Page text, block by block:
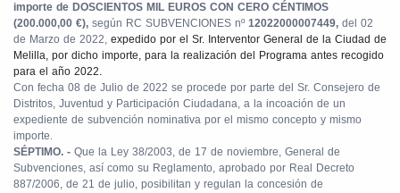
importe de DOSCIENTOS MIL EUROS CON CERO CÉNTIMOS
(200.000,00 €), según RC SUBVENCIONES nº 12022000007449, del 02
de Marzo de 2022, expedido por el Sr. Interventor General de la Ciudad de
Melilla, por dicho importe, para la realización del Programa antes recogido
para el año 2022.
Con fecha 08 de Julio de 2022 se procede por parte del Sr. Consejero de
Distritos, Juventud y Participación Ciudadana, a la incoación de un
expediente de subvención nominativa por el mismo concepto y mismo
importe.
SÉPTIMO. - Que la Ley 38/2003, de 17 de noviembre, General de
Subvenciones, así como su Reglamento, aprobado por Real Decreto
887/2006, de 21 de julio, posibilitan y regulan la concesión de